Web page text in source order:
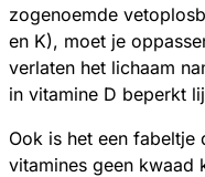
zogenoemde
en K), moet je
verlaten het lichaam
in vitamine D beperkt
Ook is het een
vitamines geen kwaad